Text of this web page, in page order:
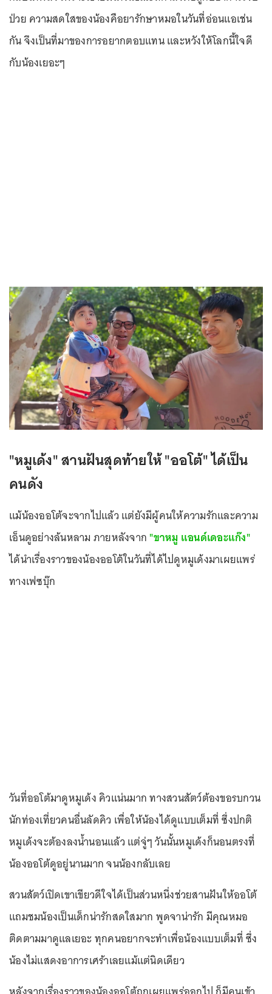
ป่วย ความสดใสของน้องคือยารักษาหมอในวันที่อ่อนแอเช่น
กัน จึงเป็นที่มาของการอยากตอบแทน และหวังให้โลกนี้ใจดี
กับน้องเยอะๆ
"หมูเด้ง" สานฝันสุดท้ายให้ "ออโต้" ได้เป็น
คนดัง
แม้น้องออโต้จะจากไปแล้ว แต่ยังมีผู้คนให้ความรักและความ
เอ็นดูอย่างล้นหลาม ภายหลังจาก "ขาหมู แอนด์เดอะแก๊ง"
ได้นำเรื่องราวของน้องออโต้ในวันที่ได้ไปดูหมูเด้งมาเผยแพร่
ทางเฟซบุ๊ก
วันที่ออโต้มาดูหมูเด้ง คิวแน่นมาก ทางสวนสัตว์ต้องขอรบกวน
นักท่องเที่ยวคนอื่นลัดคิว เพื่อให้น้องได้ดูแบบเต็มที่ ซึ่งปกติ
หมูเด้งจะต้องลงน้ำนอนแล้ว แต่จู่ๆ วันนั้นหมูเด้งก็นอนตรงที่
น้องออโต้ดูอยู่นานมาก จนน้องกลับเลย
สวนสัตว์เปิดเขาเขียวดีใจได้เป็นส่วนหนึ่งช่วยสานฝันให้ออโต้
แถมชมน้องเป็นเด็กน่ารักสดใสมาก พูดจาน่ารัก มีคุณหมอ
ติดตามมาดูแลเยอะ ทุกคนอยากจะทำเพื่อน้องแบบเต็มที่ ซึ่ง
น้องไม่แสดงอาการเศร้าเลยแม้แต่นิดเดียว